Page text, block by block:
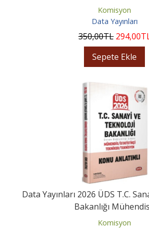
Komisyon
Data Yayınları
350,00TL 294,00
Sepete Ekle
Data Yayınları 2026 ÜDS T.C.
Bakanlığı
Komisyon